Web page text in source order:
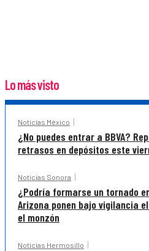
Lo más visto
Noticias México
¿No puedes entrar a BBVA?
retrasos en depósitos este
Noticias Sonora
¿Podría formarse un tornado
Arizona ponen bajo vigilancia
el monzón
Noticias Hermosillo